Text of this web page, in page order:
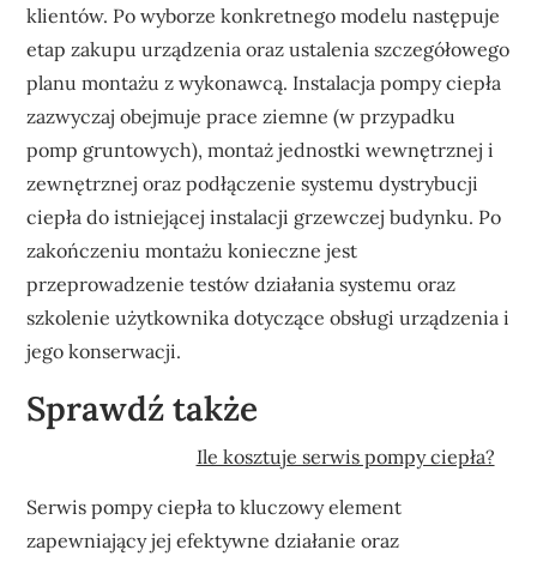
klientów. Po wyborze konkretnego modelu następuje
etap zakupu urządzenia oraz ustalenia szczegółowego
planu montażu z wykonawcą. Instalacja pompy ciepła
zazwyczaj obejmuje prace ziemne (w przypadku
pomp gruntowych), montaż jednostki wewnętrznej i
zewnętrznej oraz podłączenie systemu dystrybucji
ciepła do istniejącej instalacji grzewczej budynku. Po
zakończeniu montażu konieczne jest
przeprowadzenie testów działania systemu oraz
szkolenie użytkownika dotyczące obsługi urządzenia i
jego konserwacji.
Sprawdź także
Ile kosztuje serwis pompy ciepła?
Serwis pompy ciepła to kluczowy element
zapewniający jej efektywne działanie oraz